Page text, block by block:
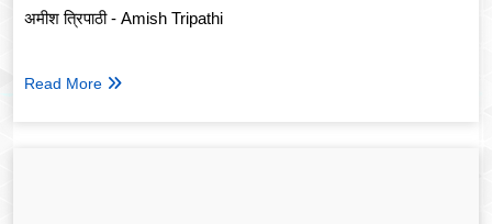
अमीश त्रिपाठी - Amish Tripathi
Read More